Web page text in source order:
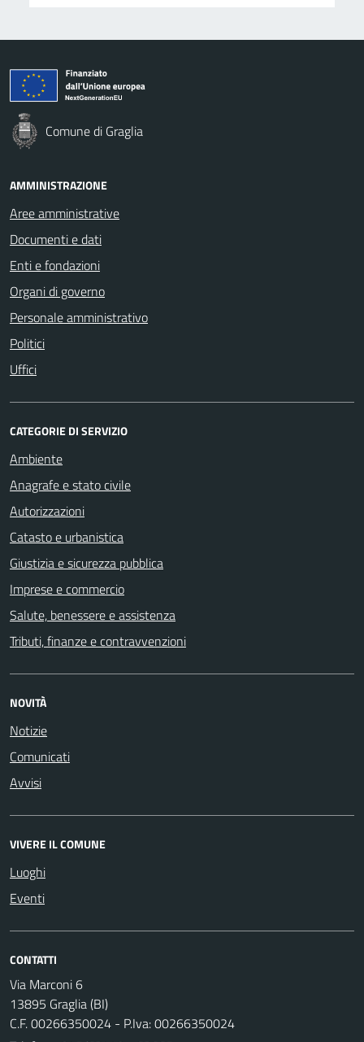
Comune di Graglia
AMMINISTRAZIONE
Aree amministrative
Documenti e dati
Enti e fondazioni
Organi di governo
Personale amministrativo
Politici
Uffici
CATEGORIE DI SERVIZIO
Ambiente
Anagrafe e stato civile
Autorizzazioni
Catasto e urbanistica
Giustizia e sicurezza pubblica
Imprese e commercio
Salute, benessere e assistenza
Tributi, finanze e contravvenzioni
NOVITÀ
Notizie
Comunicati
Avvisi
VIVERE IL COMUNE
Luoghi
Eventi
CONTATTI
Via Marconi 6
13895 Graglia (BI)
C.F. 00266350024 - P.Iva: 00266350024